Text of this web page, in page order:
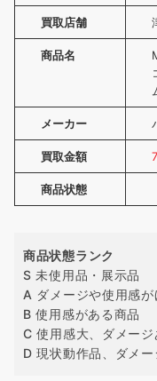
買取店舗
商品名
メーカー
買取金額
商品状態
商品状態ランク
S 未使用品・展示品
A ダメージや使用感が
B 使用感がある商品
C 使用感大、ダメージ
D 現状動作品、ダメー